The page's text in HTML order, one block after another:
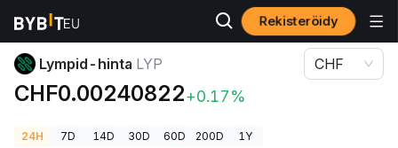
Rekisteröidy
Kryptohinnat
Lympid-hinta LYP
CHF0.00240822+0.17%
CHF
24H 7D 14D 30D 60D 200D 1Y